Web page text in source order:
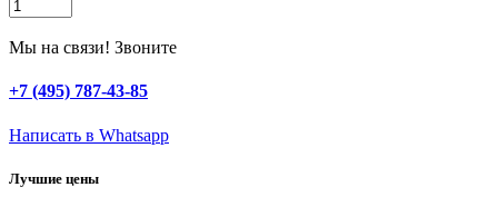
GR-
46R,
плоских
зубца,
280
460
Мы на связи! Звоните
+7 (495) 787-43-85
Написать в Whatsapp
Лучшие цены